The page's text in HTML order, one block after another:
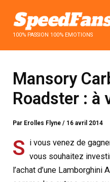
contenu100% PASSION 100% EMOTIONS
Mansory
Roadster : à
Par Erolles Flyne/ 16 avril 2014
S i vous venez de
vous souhaitez
l’achat d’une Lamborghini